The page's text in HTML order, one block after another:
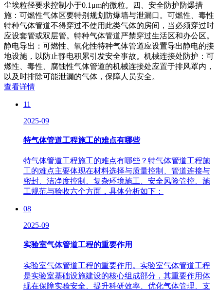
尘埃粒径要求控制小于0.1μm的微粒。四、安全防护防爆措
施：可燃性气体区要特别规划防爆墙与泄漏口。可燃性、毒性
特种气体管道不得穿过不使用此类气体的房间，当必须穿过时
应设套管或双层管。特种气体管道严禁穿过生活区和办公区。
静电导出：可燃性、氧化性特种气体管道应设置导出静电的接
地设施，以防止静电积累引发安全事故。机械连接处防护：可
燃性、毒性、腐蚀性气体管道的机械连接处应置于排风罩内，
以及时排除可能泄漏的气体，保障人员安全。
查看详情
11
2025-09
特气体管道工程施工的难点有哪些
特气体管道工程施工的难点有哪些？特气体管道工程施
工的难点主要体现在材料选择与质量控制、管道连接与
密封、洁净度控制、复杂环境施工、安全风险管控、施
工规范与验收六个方面，具体分析如下： ​
08
2025-09
实验室气体管道工程的重要作用
实验室气体管道工程的重要作用。实验室气体管道工程
是实验室基础设施建设的核心组成部分，其重要作用体
现在保障实验安全、提升科研效率、优化气体管理、支